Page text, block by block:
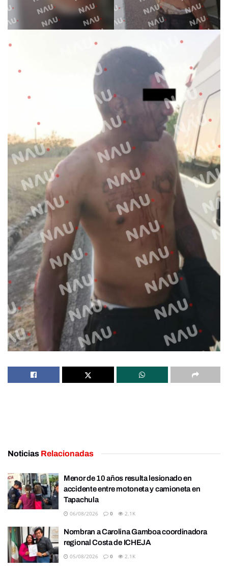
Noticias Relacionadas
Menor de 10 años resulta lesionado en
accidente entre motoneta y camioneta en
Tapachula
06/08/2026 0 2.1K
Nombran a Carolina Gamboa coordinadora
regional Costa de ICHEJA
05/08/2026 0 2.1K